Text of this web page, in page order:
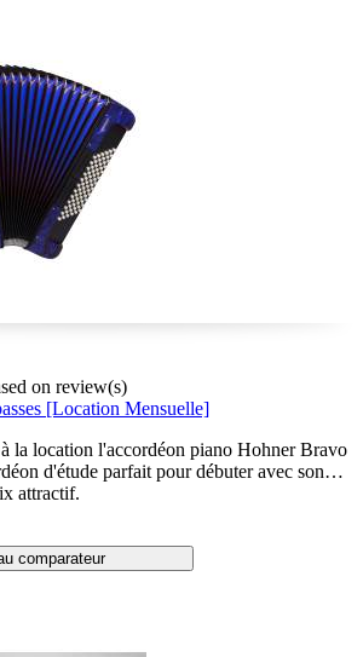
on review(s)
[Location Mensuelle]
la location l'accordéon piano Hohner Bravo
d'étude parfait pour débuter avec son
attractif.
entretenus régulièrement.
comparateur